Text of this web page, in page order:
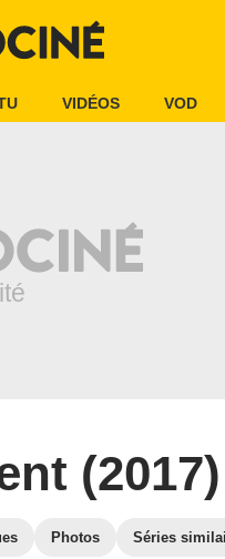
VIDÉOS VOD
(2017)
Photos Séries